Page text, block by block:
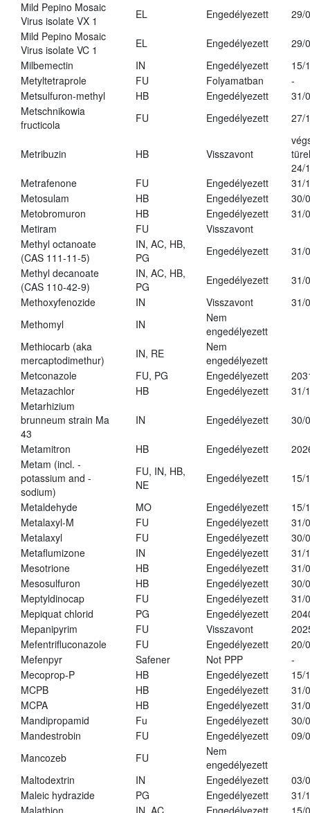
Mild Pepino Mosaic
Virus isolate VX 1
EL Engedélyezett
29/
Mild Pepino Mosaic
Virus isolate VC 1
EL Engedélyezett
29/
Milbemectin
IN Engedélyezett
15/
Metyltetraprole
FU Folyamatban
-
Metsulfuron-methyl
HB Engedélyezett
31/
Metschnikowia
fructicola
FU Engedélyezett 27/
Metribuzin HB Visszavont
24/
Metrafenone
FU Engedélyezett
31/
Metosulam
HB Engedélyezett
30/
Metobromuron
HB Engedélyezett
31/
Metiram
FU
Visszavont
Methyl octanoate
(CAS 111-11-5)
IN, AC, HB,
PG
Engedélyezett
31/
Methyl decanoate
(CAS 110-42-9)
IN, AC, HB,
PG
Engedélyezett
31/
Methoxyfenozide
IN Visszavont
31/
Methomyl
IN
Nem
engedélyezett
Methiocarb (aka
mercaptodimethur)
IN, RE
Nem
engedélyezett
Metconazole
FU, PG Engedélyezett
Metazachlor
HB Engedélyezett
31/
Metarhizium
brunneum strain Ma
43
IN Engedélyezett 30/
Metamitron HB Engedélyezett
Metam (incl. -
potassium and -
sodium)
FU, IN, HB,
NE
Engedélyezett 15/
Metaldehyde MO Engedélyezett
15/
Metalaxyl-M
FU Engedélyezett
31/
Metalaxyl
FU Engedélyezett
30/
Metaflumizone
IN Engedélyezett
31/
Mesotrione
HB Engedélyezett
31/
Mesosulfuron
HB Engedélyezett
30/
Meptyldinocap
FU Engedélyezett
31/
Mepiquat chlorid
PG Engedélyezett
Mepanipyrim
FU Visszavont
Mefentrifluconazole
FU Engedélyezett
20/
Mefenpyr
Safener Not PPP
-
Mecoprop-P
HB Engedélyezett
15/
MCPB
HB Engedélyezett
31/
MCPA
HB Engedélyezett
31/
Mandipropamid
Fu Engedélyezett
30/
Mandestrobin
FU Engedélyezett
09/
Mancozeb
FU
Nem
engedélyezett
Maltodextrin
IN Engedélyezett
03/
Maleic hydrazide
PG Engedélyezett
31/